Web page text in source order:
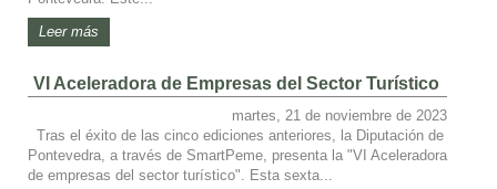
Leer más
VI Aceleradora de Empresas del Sector Turístico
martes, 21 de noviembre de 2023
Tras el éxito de las cinco ediciones anteriores, la Diputación de
Pontevedra, a través de SmartPeme, presenta la "VI Aceleradora
de empresas del sector turístico". Esta sexta...